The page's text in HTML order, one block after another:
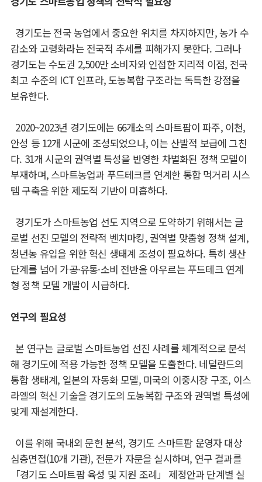
경기도는 전국 농업에서 중요한 위치를 차지하지만,농가 수
감소와 고령화라는 전국적 추세를 피해가지 못한다. 그러나
경기도는 수도권 2,500만 소비자와 인접한 지리적 이점, 전국
최고 수준의 ICT 인프라,도농복합 구조라는 독특한 강점을
보유한다.
2020~2023년 경기도에는 66개소의 스마트팜이 파주, 이천,
안성 등 12개 시군에 조성되었으나, 이는 산발적 보급에 그친
다. 31개 시군의 권역별 특성을 반영한 차별화된 정책 모델이
부재하며, 스마트농업과 푸드테크를 연계한 통합 먹거리 시스
템 구축을 위한 제도적 기반이 미흡하다.
경기도가 스마트농업 선도 지역으로 도약하기 위해서는 글
로벌 선진 모델의 전략적 벤치마킹, 권역별 맞춤형 정책 설계,
청년농 유입을 위한 혁신 생태계 조성이 필요하다. 특히 생산
단계를 넘어 가공·유통·소비 전반을 아우르는 푸드테크 연계
형 정책 모델 개발이 시급하다.
연구의 필요성
본 연구는 글로벌 스마트농업 선진 사례를 체계적으로 분석
해 경기도에 적용 가능한 정책 모델을 도출한다. 네덜란드의
통합 생태계, 일본의 자동화 모델, 미국의 이중시장 구조, 이스
라엘의 혁신 기술을 경기도의 도농복합 구조와 권역별 특성에
맞게 재설계한다.
이를 위해 국내외 문헌 분석, 경기도 스마트팜 운영자 대상
심층면접(10개 기관), 전문가 자문을 실시하며, 연구 결과를
「경기도 스마트팜 육성 및 지원 조례」제정안과 단계별 실